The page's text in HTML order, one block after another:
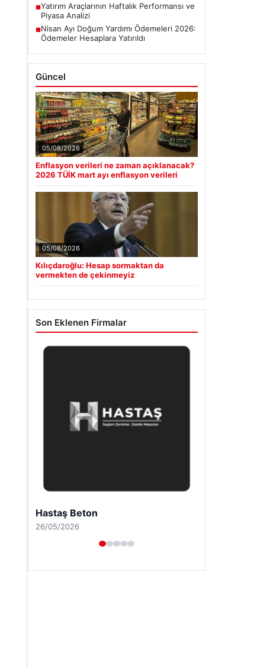
■Yatırım Araçlarının Haftalık Performansı ve
Piyasa Analizi
■Nisan Ayı Doğum Yardımı Ödemeleri 2026:
Ödemeler Hesaplara Yatırıldı
Güncel
05/08/2026
Enflasyon verileri ne zaman açıklanacak?
2026 TÜİK mart ayı enflasyon verileri
05/08/2026
Kılıçdaroğlu: Hesap sormaktan da
vermekten de çekinmeyiz
Son Eklenen Firmalar
Prenses Night Club
29/04/2026